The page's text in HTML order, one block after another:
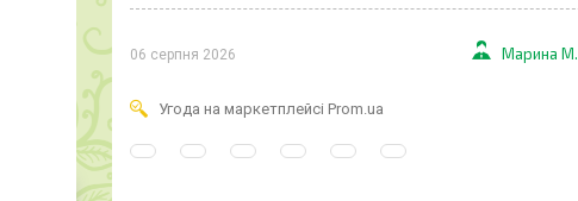
06 серпня 2026 Марина М.
Угода на маркетплейсі Prom.ua